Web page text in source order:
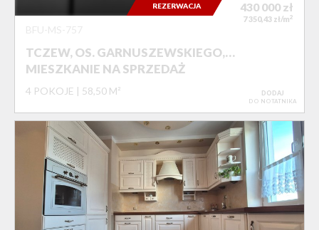
TCZEW, OS. GARNUSZEWSKIEGO,…
MIESZKANIE NA SPRZEDAŻ
4 POKOJE 58,50 M²
430 000 zł
7 350,43 zł/m2
REZERWACJA
DODAJ
DO NOTATNIKA